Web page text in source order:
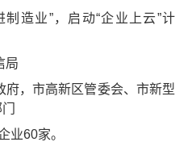
制造业”，启动“企业上云”计
局
府，市高新区管委会、市新型
业60家。